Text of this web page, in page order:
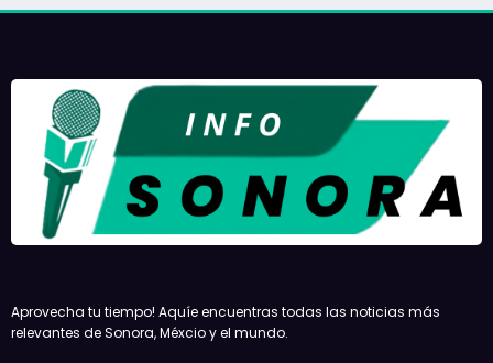
Aprovecha tu tiempo! Aquíe encuentras todas las noticias más
relevantes de Sonora, Méxcio y el mundo.